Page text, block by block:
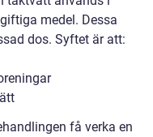
medel. Dessa
dos. Syftet är att:
få verka en